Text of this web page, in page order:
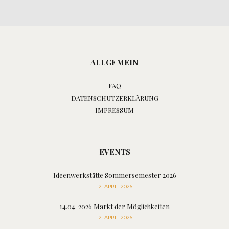
ALLGEMEIN
FAQ
DATENSCHUTZERKLÄRUNG
IMPRESSUM
EVENTS
Ideenwerkstätte Sommersemester 2026
12. APRIL 2026
14.04. 2026 Markt der Möglichkeiten
12. APRIL 2026